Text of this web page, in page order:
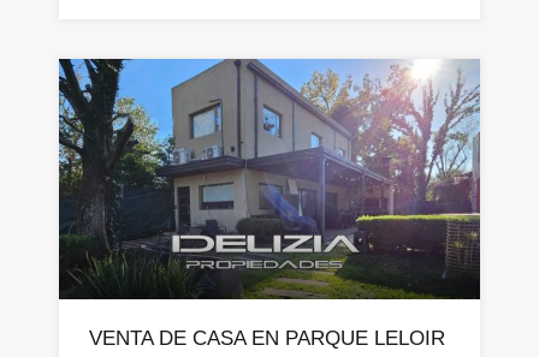
VENTA DE CASA EN PARQUE LELOIR